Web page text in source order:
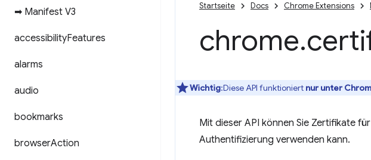
➡ Manifest V3
accessibilityFeatures
alarms
audio
bookmarks
browserAction
Startseite Docs Chrome Extensions
chrome.
Wichtig:Diese API funktioniert nur unter
Mit dieser API können Sie Zertifikate
Authentifizierung verwenden kann.